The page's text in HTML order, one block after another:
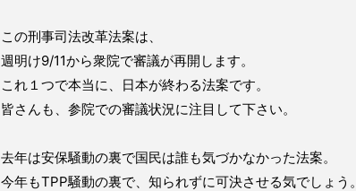
この刑事司法改革法案は、
週明け9/11から衆院で審議が再開します。
これ１つで本当に、日本が終わる法案です。
皆さんも、参院での審議状況に注目して下さい。
去年は安保騒動の裏で国民は誰も気づかなかった法案。
今年もTPP騒動の裏で、知られずに可決させる気でしょう。